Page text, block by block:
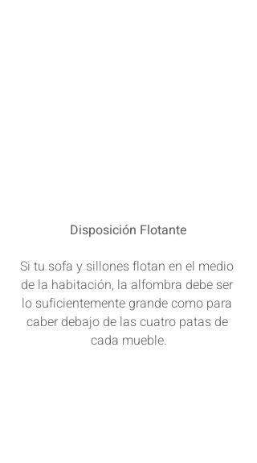
Disposición Flotante
Si tu sofa y sillones flotan en el medio
de la habitación, la alfombra debe ser
lo suficientemente grande como para
caber debajo de las cuatro patas de
cada mueble.